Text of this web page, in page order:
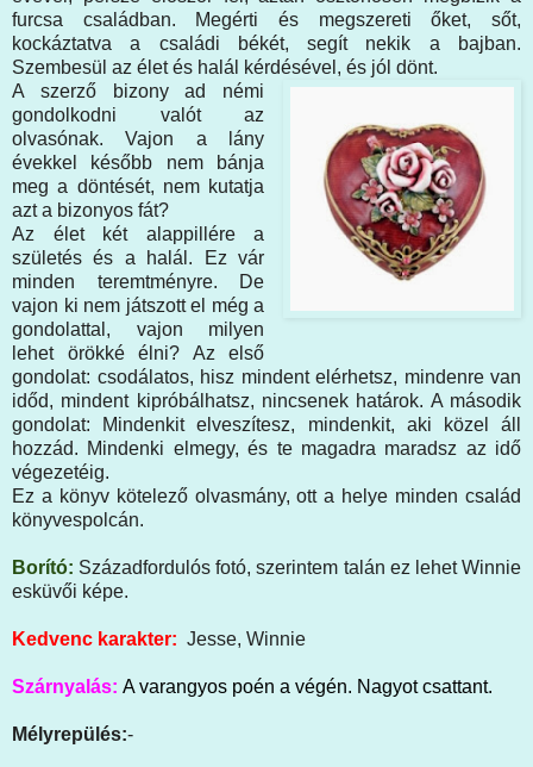
furcsa családban. Megérti és megszereti őket, sőt,
kockáztatva a családi békét, segít nekik a bajban.
Szembesül az élet és halál kérdésével, és jól dönt.
A szerző bizony ad némi
gondolkodni valót az
olvasónak. Vajon a lány
évekkel később nem bánja
meg a döntését, nem kutatja
azt a bizonyos fát?
Az élet két alappillére a
születés és a halál. Ez vár
minden teremtményre. De
vajon ki nem játszott el még a
gondolattal, vajon milyen
lehet örökké élni? Az első
gondolat: csodálatos, hisz mindent elérhetsz, mindenre van
időd, mindent kipróbálhatsz, nincsenek határok. A második
gondolat: Mindenkit elveszítesz, mindenkit, aki közel áll
hozzád. Mindenki elmegy, és te magadra maradsz az idő
végezetéig.
Ez a könyv kötelező olvasmány, ott a helye minden család
könyvespolcán.
Borító: Századfordulós fotó, szerintem talán ez lehet Winnie
esküvői képe.
Kedvenc karakter: Jesse, Winnie
Szárnyalás: A varangyos poén a végén. Nagyot csattant.
Mélyrepülés:-